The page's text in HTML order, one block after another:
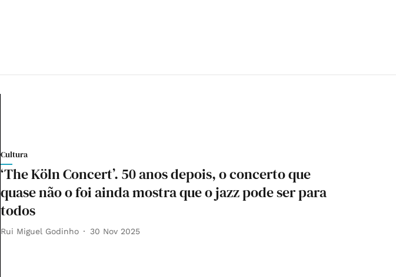
Cultura
‘The Köln Concert’. 50 anos depois, o concerto que
quase não o foi ainda mostra que o jazz pode ser para
todos
Rui Miguel Godinho 30 Nov 2025